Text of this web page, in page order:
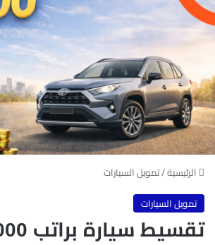
الرئيسية/تمويل السيارات
تمويل السيارات